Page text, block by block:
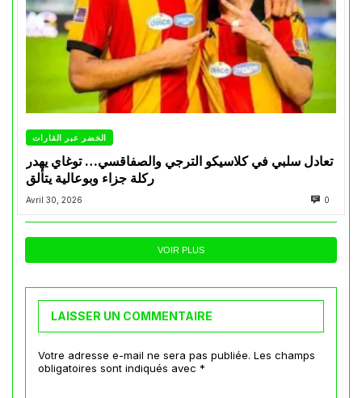
الخضر عبر القارات
تعادل سلبي في كلاسيكو الترجي والصفاقسي… توغاي يهدر
ركلة جزاء وبوعالية يتألق
Avril 30, 2026 0
VOIR PLUS
LAISSER UN COMMENTAIRE
Votre adresse e-mail ne sera pas publiée. Les champs
obligatoires sont indiqués avec *